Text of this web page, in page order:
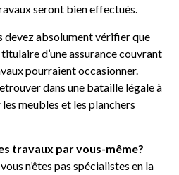
seront bien effectués.
devez absolument vérifier que
d’une assurance couvrant
pourraient occasionner.
dans une bataille légale à
meubles et les planchers
travaux par vous-même?
n’êtes pas spécialistes en la